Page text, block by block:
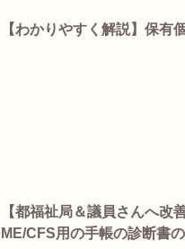
【わかりやすく解説】保有
【都福祉局＆議員さんへ改
ME/CFS用の手帳の診断書